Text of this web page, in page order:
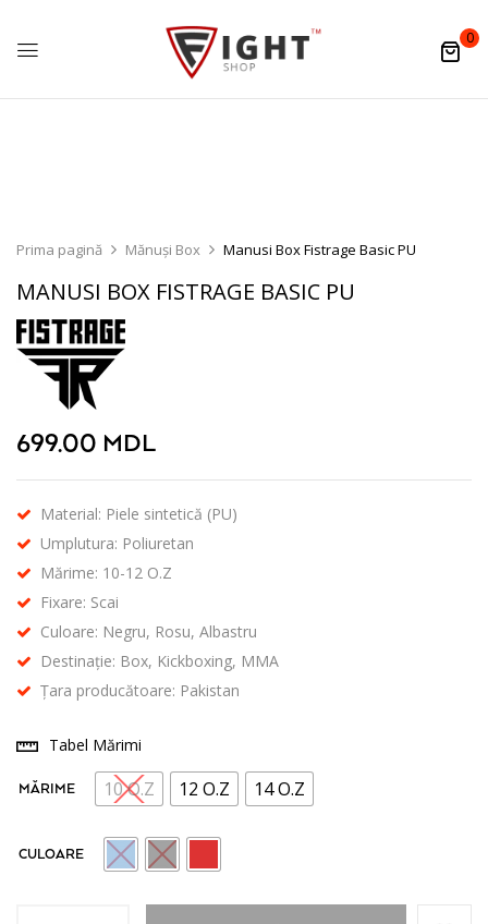
0
Prima pagină Mănuși Box Manusi Box Fistrage Basic PU
MANUSI BOX FISTRAGE BASIC PU
699.00 MDL
Material: Piele sintetică (PU)
Umplutura: Poliuretan
Mărime: 10-12 O.Z
Fixare: Scai
Culoare: Negru, Rosu, Albastru
Destinație: Box, Kickboxing, MMA
Țara producătoare: Pakistan
Tabel Mărimi
MĂRIME 10 O.Z 12 O.Z 14 O.Z
CULOARE